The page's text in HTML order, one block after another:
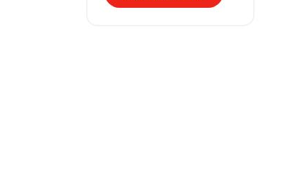
vraiment l’impact et les